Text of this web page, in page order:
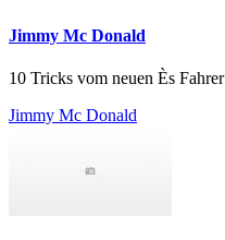
Jimmy Mc Donald
10 Tricks vom neuen Ès Fahrer
Jimmy Mc Donald